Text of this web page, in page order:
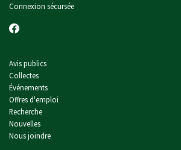
Connexion sécursée
Avis publics
Collectes
Événements
Offres d'emploi
Recherche
Nouvelles
Nous joindre